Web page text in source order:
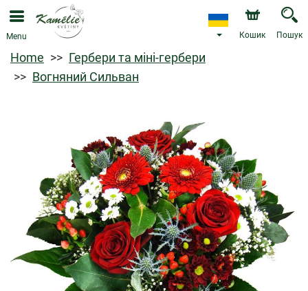
Menu Кошик Пошук
Home
Гербери та міні-гербери
Вогняний Сильван